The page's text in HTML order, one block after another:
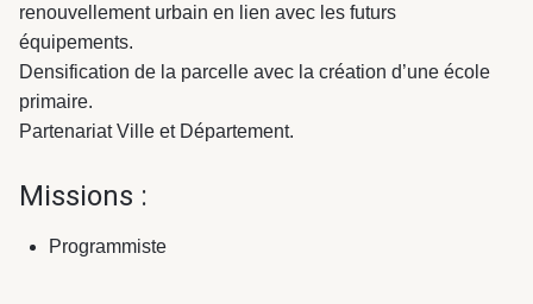
renouvellement urbain en lien avec les futurs
équipements.
Densification de la parcelle avec la création d’une école
primaire.
Partenariat Ville et Département.
Missions :
Programmiste